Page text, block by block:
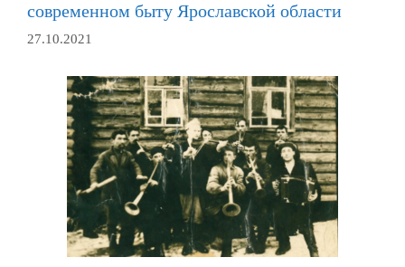
современном быту Ярославской области
27.10.2021